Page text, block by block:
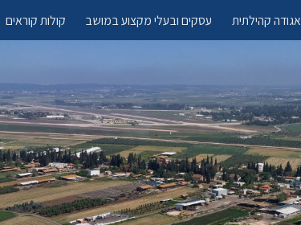
אגודה קהילתית עסקים ובעלי מקצוע במושב קולות קוראים